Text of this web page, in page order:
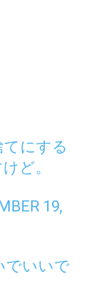
にする
ど。
19,
でいいで